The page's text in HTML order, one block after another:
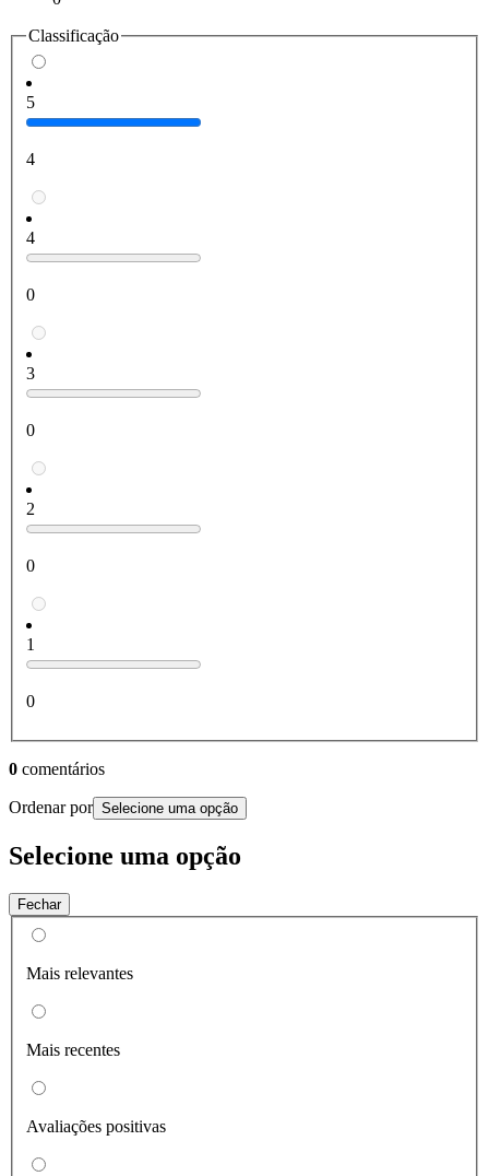
Classificação
5
4
4
0
3
0
2
0
1
0
0 comentários
Ordenar por Selecione uma opção
Selecione uma opção
Fechar
Mais relevantes
Mais recentes
Avaliações positivas